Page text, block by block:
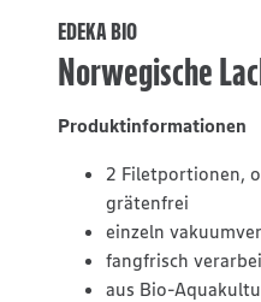
EDEKA BIO
Norwegische
Produktinformationen
2 Filetportionen,
grätenfrei
einzeln
fangfrisch
aus Bio-